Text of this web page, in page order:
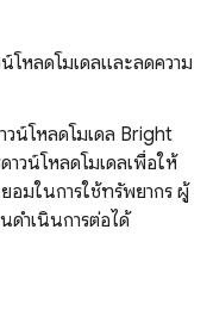
โหลดโมเดลและลดความ
วน์โหลดโมเดล Bright
าวน์โหลดโมเดลเพื่อให้
อมในการใช้ทรัพยากร ผู้
ดำเนินการต่อได้